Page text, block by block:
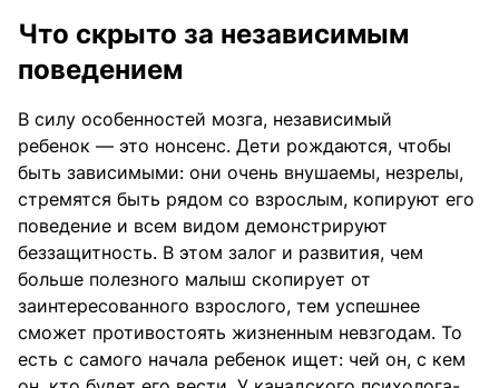
Что скрыто за независимым
поведением
В силу особенностей мозга, независимый
ребенок — это нонсенс. Дети рождаются, чтобы
быть зависимыми: они очень внушаемы, незрелы,
стремятся быть рядом со взрослым, копируют его
поведение и всем видом демонстрируют
беззащитность. В этом залог и развития, чем
больше полезного малыш скопирует от
заинтересованного взрослого, тем успешнее
сможет противостоять жизненным невзгодам. То
есть с самого начала ребенок ищет: чей он, с кем